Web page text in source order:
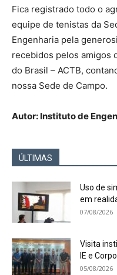
Fica registrado todo o
equipe de tenistas da
Engenharia pela
recebidos pelos amigos
do Brasil – ACTB,
nossa Sede de Campo.
Autor: Instituto de
ÚLTIMAS
Uso de
em
07/08/2026
Visita
IE e
05/08/2026